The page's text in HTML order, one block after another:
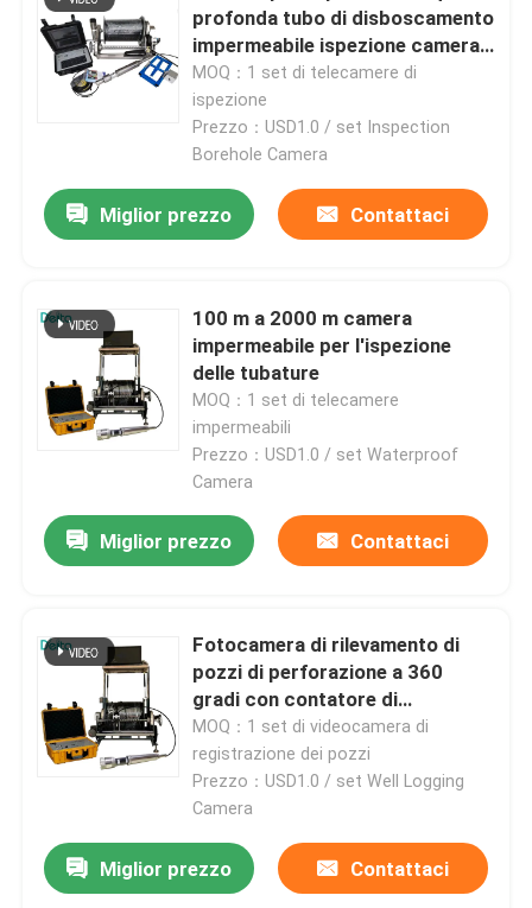
profonda tubo di disboscamento
impermeabile ispezione camera
di perforazione
MOQ：1 set di telecamere di
ispezione
Prezzo：USD1.0 / set Inspection
Borehole Camera
Miglior prezzo Contattaci
100 m a 2000 m camera
impermeabile per l'ispezione
delle tubature
MOQ：1 set di telecamere
impermeabili
Prezzo：USD1.0 / set Waterproof
Camera
Miglior prezzo Contattaci
Fotocamera di rilevamento di
pozzi di perforazione a 360
gradi con contatore di
profondità
MOQ：1 set di videocamera di
registrazione dei pozzi
Prezzo：USD1.0 / set Well Logging
Camera
Miglior prezzo Contattaci